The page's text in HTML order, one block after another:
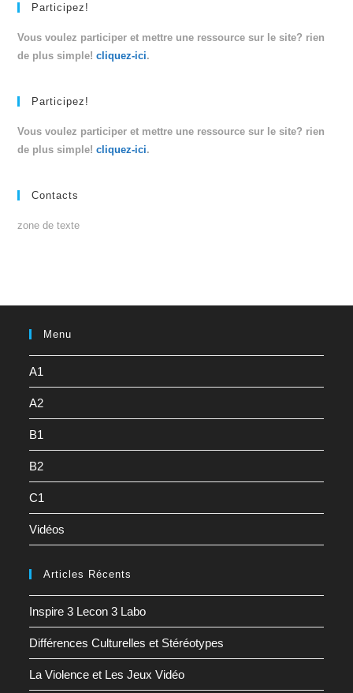
Participez!
Vous voulez participer et mettre une ressource sur le site? rien
de plus simple!cliquez-ici.
Participez!
Vous voulez participer et mettre une ressource sur le site? rien
de plus simple!cliquez-ici.
Contacts
zone de texte
Menu
A1
A2
B1
B2
C1
Vidéos
Articles Récents
Inspire 3 Lecon 3 Labo
Différences Culturelles et Stéréotypes
La Violence et Les Jeux Vidéo